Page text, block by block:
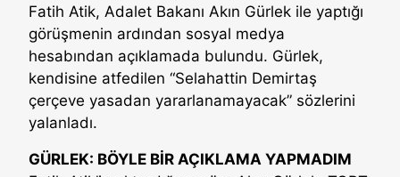
Fatih Atik, Adalet Bakanı Akın Gürlek ile yaptığı
görüşmenin ardından sosyal medya
hesabından açıklamada bulundu. Gürlek,
kendisine atfedilen “Selahattin Demirtaş
çerçeve yasadan yararlanamayacak” sözlerini
yalanladı.
GÜRLEK: BÖYLE BİR AÇIKLAMA YAPMADIM